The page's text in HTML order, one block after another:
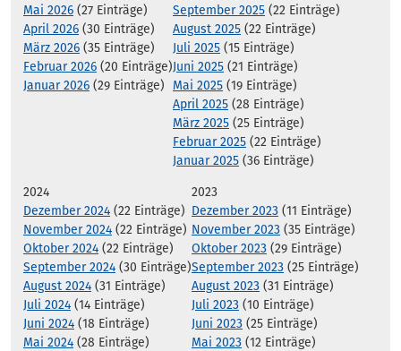
Mai 2026 (27 Einträge)
April 2026 (30 Einträge)
März 2026 (35 Einträge)
Februar 2026 (20 Einträge)
Januar 2026 (29 Einträge)
September 2025 (22 Einträge)
August 2025 (22 Einträge)
Juli 2025 (15 Einträge)
Juni 2025 (21 Einträge)
Mai 2025 (19 Einträge)
April 2025 (28 Einträge)
März 2025 (25 Einträge)
Februar 2025 (22 Einträge)
Januar 2025 (36 Einträge)
2024
Dezember 2024 (22 Einträge)
November 2024 (22 Einträge)
Oktober 2024 (22 Einträge)
September 2024 (30 Einträge)
August 2024 (31 Einträge)
Juli 2024 (14 Einträge)
Juni 2024 (18 Einträge)
Mai 2024 (28 Einträge)
2023
Dezember 2023 (11 Einträge)
November 2023 (35 Einträge)
Oktober 2023 (29 Einträge)
September 2023 (25 Einträge)
August 2023 (31 Einträge)
Juli 2023 (10 Einträge)
Juni 2023 (25 Einträge)
Mai 2023 (12 Einträge)